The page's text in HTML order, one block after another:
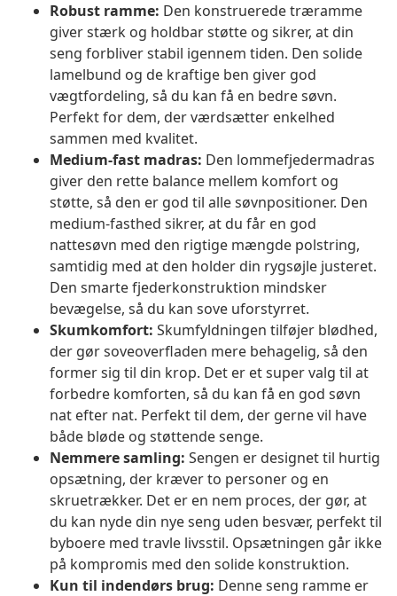
Robust ramme: Den konstruerede træramme
giver stærk og holdbar støtte og sikrer, at din
seng forbliver stabil igennem tiden. Den solide
lamelbund og de kraftige ben giver god
vægtfordeling, så du kan få en bedre søvn.
Perfekt for dem, der værdsætter enkelhed
sammen med kvalitet.
Medium-fast madras: Den lommefjedermadras
giver den rette balance mellem komfort og
støtte, så den er god til alle søvnpositioner. Den
medium-fasthed sikrer, at du får en god
nattesøvn med den rigtige mængde polstring,
samtidig med at den holder din rygsøjle justeret.
Den smarte fjederkonstruktion mindsker
bevægelse, så du kan sove uforstyrret.
Skumkomfort: Skumfyldningen tilføjer blødhed,
der gør soveoverfladen mere behagelig, så den
former sig til din krop. Det er et super valg til at
forbedre komforten, så du kan få en god søvn
nat efter nat. Perfekt til dem, der gerne vil have
både bløde og støttende senge.
Nemmere samling: Sengen er designet til hurtig
opsætning, der kræver to personer og en
skruetrækker. Det er en nem proces, der gør, at
du kan nyde din nye seng uden besvær, perfekt til
byboere med travle livsstil. Opsætningen går ikke
på kompromis med den solide konstruktion.
Kun til indendørs brug: Denne seng ramme er